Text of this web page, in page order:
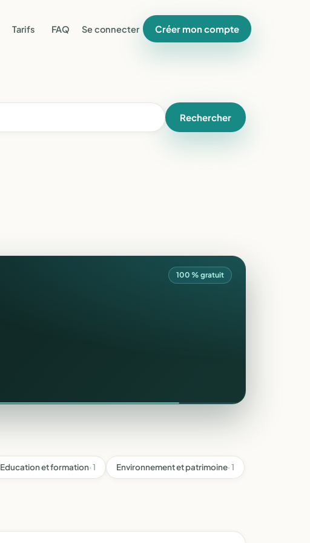
Tarifs FAQ Se connecter Créer mon compte
Rechercher
100 % gratuit
Education et formation· 1 Environnement et patrimoine· 1